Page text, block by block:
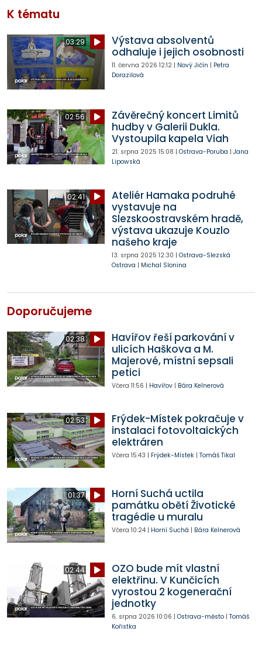
K tématu
03:29
Výstava absolventů
odhaluje i jejich osobnosti
11. června 2026 12:12| Nový Jičín | Petra
Dorazilová
02:56
Závěrečný koncert Limitů
hudby v Galerii Dukla.
Vystoupila kapela Viah
21. srpna 2025 15:08 | Ostrava-Poruba | Jana
Lipowská
02:41
Ateliér Hamaka podruhé
vystavuje na
Slezskoostravském hradě,
výstava ukazuje Kouzlo
našeho kraje
13. srpna 2025 12:30 | Ostrava-Slezská
Ostrava | Michal Slonina
Doporučujeme
02:38
Havířov řeší parkování v
ulicích Haškova a M.
Majerové, místní sepsali
petici
Včera 11:56 | Havířov| Bára Kelnerová
02:53
Frýdek-Místek pokračuje v
instalaci fotovoltaických
elektráren
Včera 15:43 | Frýdek-Místek| Tomáš Tikal
01:37
Horní Suchá uctila
památku obětí Životické
tragédie u muralu
Včera 10:24| Horní Suchá | Bára Kelnerová
02:44
OZO bude mít vlastní
elektřinu. V Kunčicích
vyrostou 2 kogenerační
jednotky
6. srpna 2026 10:06 | Ostrava-město| Tomáš
Kořistka